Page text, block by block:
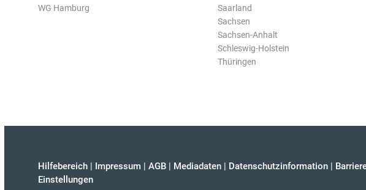
WG Hamburg
Saarland
Sachsen
Sachsen-Anhalt
Schleswig-Holstein
Thüringen
Hilfebereich | Impressum | AGB | Mediadaten | Datenschutzinformation |
Einstellungen